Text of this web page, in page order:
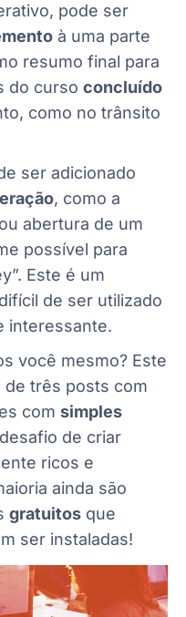
pode ser
à uma parte
resumo final para
do curso concluído
como no trânsito
ser adicionado
, como a
abertura de um
possível para
Este é um
de ser utilizado
interessante.
você mesmo? Este
de três posts com
com simples
de criar
ricos e
ainda são
gratuitos que
ser instaladas!